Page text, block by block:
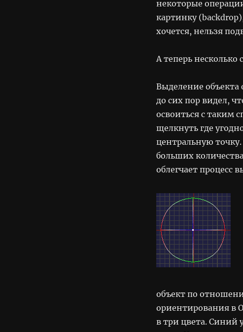
некоторые
картинку
хочется, нельзя
А теперь несколько
Выделение объекта
до сих пор видел,
освоиться с таким
щелкнуть где
центральную
больших
облегчает процесс
объект по
ориентирования в
в три цвета. Синий